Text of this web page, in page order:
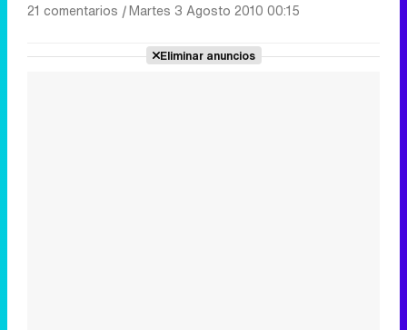
21 comentarios |Martes 3 Agosto 2010 00:15
Eliminar anuncios